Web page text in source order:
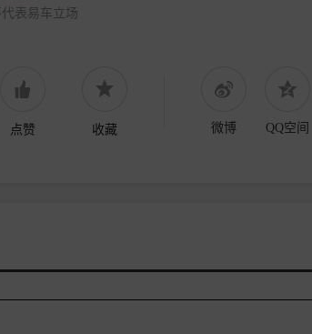
表易车立场
点赞 收藏 微博 QQ空间